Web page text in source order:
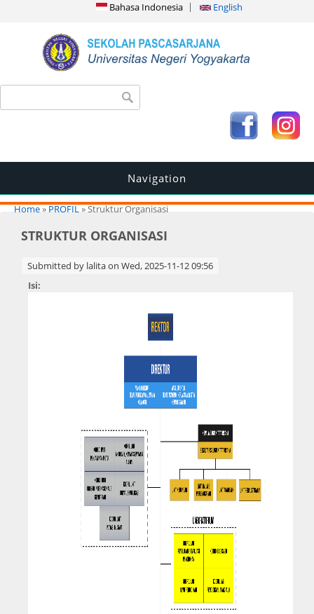
Bahasa Indonesia English
Search form
Navigation
You are here
Home» PROFIL» Struktur Organisasi
STRUKTUR ORGANISASI
Submitted by lalitaon Wed, 2025-11-12 09:56
Isi: